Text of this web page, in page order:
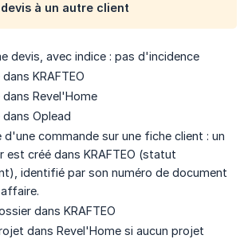
à un autre client
devis, avec indice : pas d'incidence
KRAFTEO
Revel'Home
Oplead
commande sur une fiche client : un
est créé dans KRAFTEO (statut
identifié par son numéro de document
dans KRAFTEO
dans Revel'Home si aucun projet